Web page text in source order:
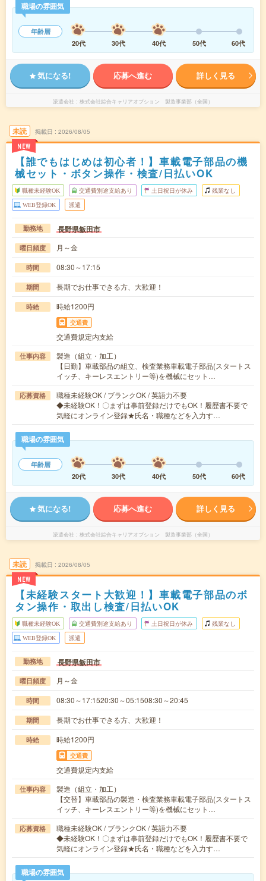
職場の雰囲気
年齢層
20代
30代 40代 50代 60代
気になる! 応募へ進む 詳しく見る
派遣会社 株式会社綜合キャリアオプション 製造事業部（全国）
未読
NEW
掲載日 2026/08/05
【誰でもはじめは初心者！】車載電子部品の機
械セット・ボタン操作・検査/日払いOK
職種未経験OK 交通費別途支給あり 土日祝日が休み 残業なし
WEB登録OK 派遣
勤務地 長野県飯田市
曜日頻度 月～金
時間 08:30～17:15
期間 長期でお仕事できる方、大歓迎！
時給 時給1200円
交通費
交通費規定内支給
仕事内容
製造（組立・加工）
【日勤】車載部品の組立、検査業務車載電子部品(スタートス
イッチ、キーレスエントリー等)を機械にセット…
応募資格
職種未経験OK / ブランクOK / 英語力不要
◆未経験OK！〇まずは事前登録だけでもOK！履歴書不要で
気軽にオンライン登録★氏名・職種などを入力す…
職場の雰囲気
年齢層
20代
30代 40代 50代 60代
気になる! 応募へ進む 詳しく見る
派遣会社 株式会社綜合キャリアオプション 製造事業部（全国）
未読
NEW
掲載日 2026/08/05
【未経験スタート大歓迎！】車載電子部品のボ
タン操作・取出し検査/日払いOK
職種未経験OK 交通費別途支給あり 土日祝日が休み 残業なし
WEB登録OK 派遣
勤務地 長野県飯田市
曜日頻度 月～金
時間 08:30～17:1520:30～05:1508:30～20:45
期間 長期でお仕事できる方、大歓迎！
時給 時給1200円
交通費
交通費規定内支給
仕事内容
製造（組立・加工）
【交替】車載部品の製造・検査業務車載電子部品(スタートス
イッチ、キーレスエントリー等)を機械にセット…
応募資格
職種未経験OK / ブランクOK / 英語力不要
◆未経験OK！〇まずは事前登録だけでもOK！履歴書不要で
気軽にオンライン登録★氏名・職種などを入力す…
職場の雰囲気